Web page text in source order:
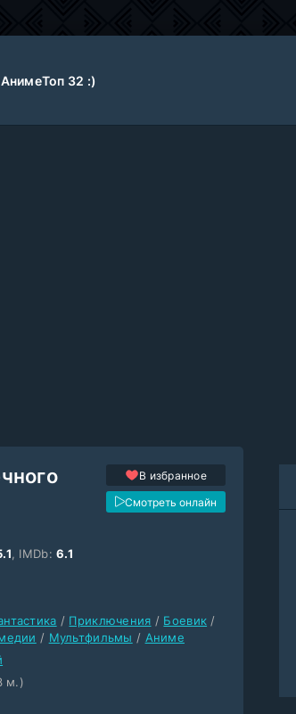
АнимеТоп 32 :)
В избранное
Смотреть онлайн
, IMDb:6.1
/ Приключения / Боевик /
/ Мультфильмы / Аниме
м.)